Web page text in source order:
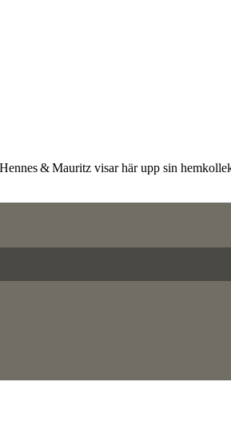
& Mauritz visar här upp sin